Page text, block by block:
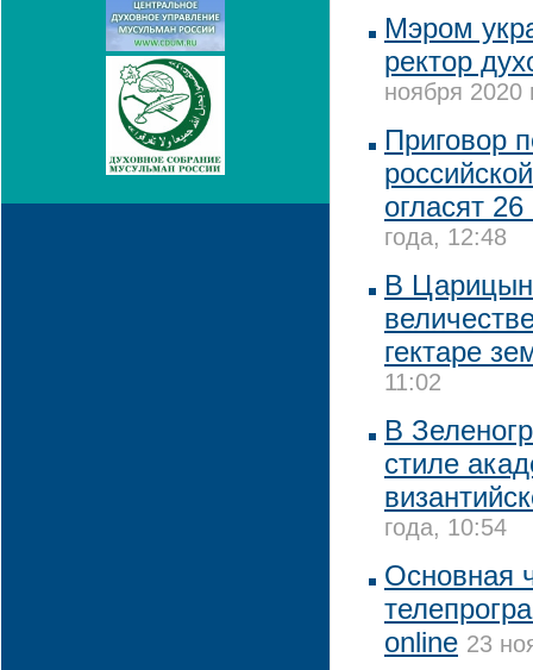
Мэром
ректор
ноября 2020
Приговор
огласят
года, 12:48
В
гектаре
11:02
В
стиле
года, 10:54
Основная
online 23